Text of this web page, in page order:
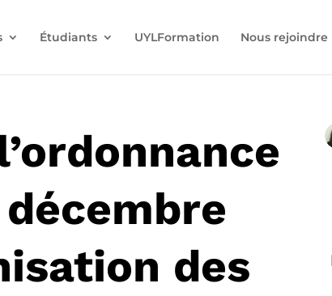
Étudiants UYLFormation Nous rejoindre
des